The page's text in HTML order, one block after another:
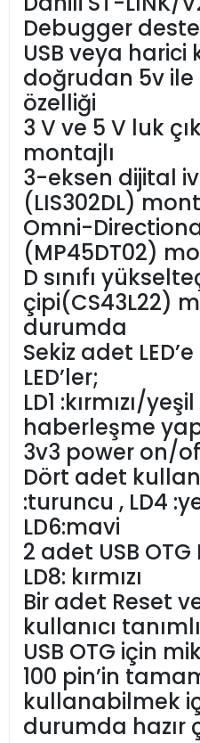
Debugger
USB veya
doğrudan 5v ile
özelliği
3 V ve 5 V luk
montajlı
3-eksen dijital
(LIS302DL)
Omni-
(MP45DT02)
D sınıfı
çipi(CS43L22)
durumda
Sekiz adet
LED’ler;
LD1 :kırmızı/yeşil
haberleşme
3v3 power on/off
Dört adet
:turuncu , LD4
LD6:mavi
2 adet USB OTG
LD8: kırmızı
Bir adet Reset
kullanıcı
USB OTG için
100 pin’in
kullanabilmek
durumda hazır